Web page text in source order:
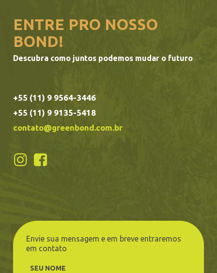
ENTRE PRO NOSSO
BOND!
Descubra como juntos podemos mudar o futuro
+55 (11) 9 9564-3446
+55 (11) 9 9135-5418
contato@greenbond.com.br
Envie sua mensagem e em breve entraremos
em contato
SEU NOME